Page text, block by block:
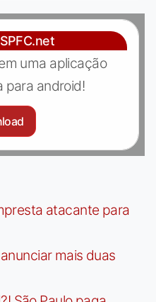
uma aplicação
para android!
atacante para
mais duas